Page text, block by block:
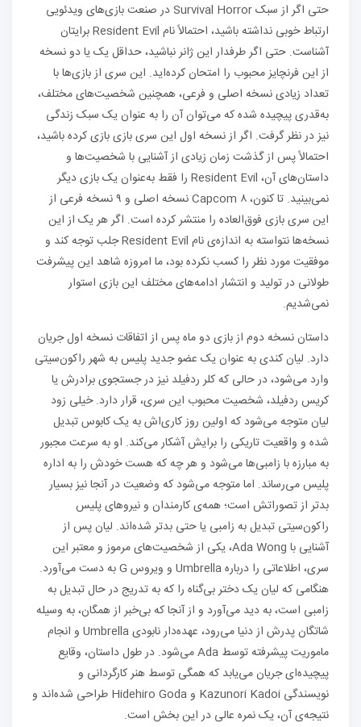
حتی اگر از سبک Survival Horror در صنعت بازی‌های ویدئویی
ارتباط خوبی نداشته باشید، احتمالاً نام Resident Evil برایتان
آشناست. حتی اگر طرفدار این ژانر نباشید، حداقل یک یا دو نسخه
از این فرنچایز محبوب را امتحان کرده‌اید. این سری از بازی‌ها با
تعداد زیادی نسخه اصلی و فرعی، همچنین شخصیت‌های مختلف،
به‌قدری پیچیده شده که می‌توان آن را به عنوان یک سبک زندگی
نیز در نظر گرفت. اگر از نسخه اول این سری بازی بازی کرده باشید،
احتمالاً پس از گذشت زمان زیادی از آشنایی با شخصیت‌ها و
داستان‌های آن، Resident Evil را فقط به‌عنوان یک بازی دیگر
نمی‌بینید. تا کنون، Capcom ۸ نسخه اصلی و ۹ نسخه فرعی از
این سری بازی فوق‌العاده را منتشر کرده است. اگر هر یک از این
نسخه‌ها نتواسته به اندازه‌ی نام Resident Evil جلب توجه کند و
موفقیت مورد نظر را کسب نکرده بود، ما امروزه شاهد این پیشرفت
طولانی در تولید و انتشار ادامه‌های مختلف این بازی استوار
نمی‌شدیم.
داستان نسخه دوم از بازی دو ماه پس از اتفاقات نسخه اول جریان
دارد. لیان کندی به عنوان یک عضو جدید پلیس به شهر راکون‌سیتی
وارد می‌شود، در حالی که کلر ردفیلد نیز در جستجوی برادرش یا
کریس ردفیلد، شخصیت محبوب این سری، قرار دارد. خیلی زود
لیان متوجه می‌شود که اولین روز کاری‌اش به یک کابوس تبدیل
شده و واقعیت تاریکی را برایش آشکار می‌کند. او به سرعت مجبور
به مبارزه با زامبی‌ها می‌شود و هر چه که هست خودش را به اداره
پلیس می‌رساند. اما متوجه می‌شود که وضعیت در آنجا نیز بسیار
بدتر از تصوراتش است؛ همه‌ی کارمندان و نیروهای پلیس
راکون‌سیتی تبدیل به زامبی یا حتی بدتر شده‌اند. لیان پس از
آشنایی با Ada Wong، یکی از شخصیت‌های مرموز و معتبر این
سری، اطلاعاتی را درباره Umbrella و ویروس G به دست می‌آورد.
هنگامی که لیان یک دختر بی‌گناه را که به تدریج در حال تبدیل به
زامبی است، به دید می‌آورد و از آنجا که بی‌خبر از همگان، به وسیله
شاتگان پدرش از دنیا می‌رود، عهده‌دار نابودی Umbrella و انجام
ماموریت پیشرفته توسط Ada می‌شود. در طول داستان، وقایع
پیچیده‌ای جریان می‌یابد که همگی توسط هنر کارگردانی و
نویسندگی Kazunori Kadoi و Hidehiro Goda طراحی شده‌اند و
نتیجه‌ی آن، یک نمره عالی در این بخش است.